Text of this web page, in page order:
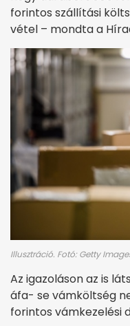
forintos szállítási
vétel – mondta a
Illusztráció. Fotó: Getty
Az igazoláson az is
áfa- se vámköltség
forintos vámkezelési